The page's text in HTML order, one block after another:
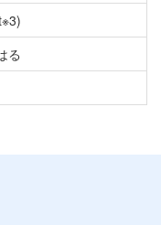
る